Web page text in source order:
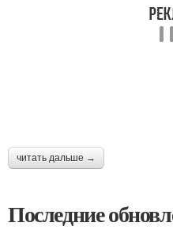
читать дальше →
Последние